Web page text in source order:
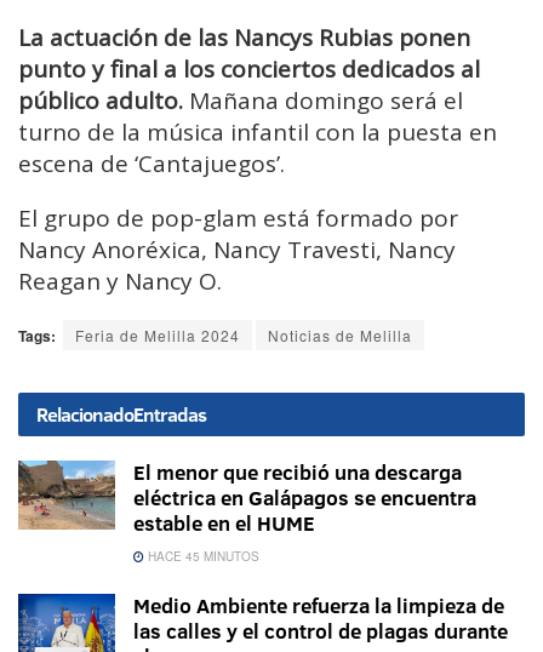
La actuación de las Nancys Rubias ponen
punto y final a los conciertos dedicados al
público adulto. Mañana domingo será el
turno de la música infantil con la puesta en
escena de ‘Cantajuegos’.
El grupo de pop-glam está formado por
Nancy Anoréxica, Nancy Travesti, Nancy
Reagan y Nancy O.
Tags: Feria de Melilla 2024 Noticias de Melilla
RelacionadoEntradas
El menor que recibió una descarga
eléctrica en Galápagos se encuentra
estable en el HUME
HACE 45 MINUTOS
Medio Ambiente refuerza la limpieza de
las calles y el control de plagas durante